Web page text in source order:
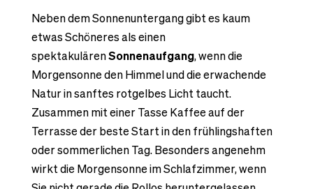
Neben dem Sonnenuntergang gibt es kaum
etwas Schöneres als einen
spektakulärenSonnenaufgang, wenn die
Morgensonne den Himmel und die erwachende
Natur in sanftes rotgelbes Licht taucht.
Zusammen mit einer Tasse Kaffee auf der
Terrasse der beste Start in den frühlingshaften
oder sommerlichen Tag. Besonders angenehm
wirkt die Morgensonne im Schlafzimmer, wenn